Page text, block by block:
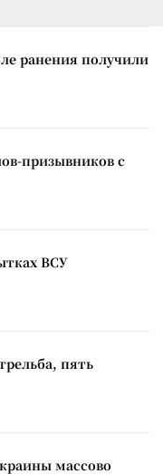
ранения получили
призывников с
ВСУ
пять
массово